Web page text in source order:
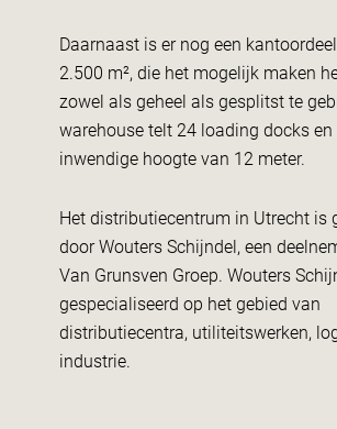
Daarnaast is er nog een
2.500 m², die het mogelijk maken
zowel als geheel als gesplitst te
warehouse telt 24 loading docks en
inwendige hoogte van 12 meter.
Het distributiecentrum in Utrecht is
door Wouters Schijndel, een
Van Grunsven Groep. Wouters
gespecialiseerd op het gebied van
distributiecentra, utiliteitswerken,
industrie.